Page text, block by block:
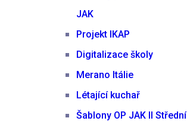
JAK
Projekt IKAP
Digitalizace školy
Merano Itálie
Létající kuchař
Šablony OP JAK II Střední